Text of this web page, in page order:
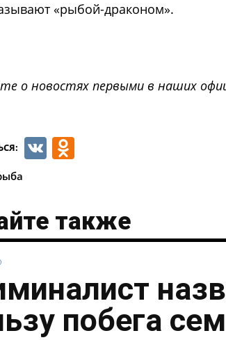
«рыбой-драконом».
о новостях первыми в наших
VK
также
побега